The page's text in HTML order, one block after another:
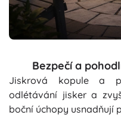
Bezpečí a
Jiskrová kopule a
odlétávání jisker a
boční úchopy usnadňují